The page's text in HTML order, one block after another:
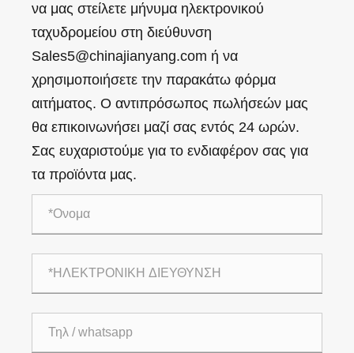
να μας στείλετε μήνυμα ηλεκτρονικού
ταχυδρομείου στη διεύθυνση
Sales5@chinajianyang.com ή να
χρησιμοποιήσετε την παρακάτω φόρμα
αιτήματος. Ο αντιπρόσωπος πωλήσεών μας
θα επικοινωνήσει μαζί σας εντός 24 ωρών.
Σας ευχαριστούμε για το ενδιαφέρον σας για
τα προϊόντα μας.